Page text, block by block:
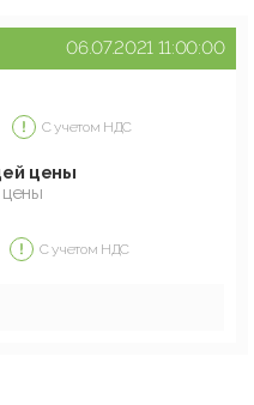
06.07.2021 11:00:00
С учетом НДС
цены
С учетом НДС